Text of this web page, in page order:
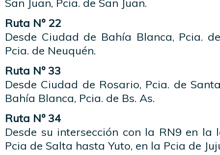
San Juan, Pcia. de San Juan.
Ruta Nº 22
Desde Ciudad de Bahía Blanca, Pcia.
Pcia. de Neuquén.
Ruta Nº 33
Desde Ciudad de Rosario, Pcia. de
Bahía Blanca, Pcia. de Bs. As.
Ruta Nº 34
Desde su intersección con la RN9 en la
Pcia de Salta hasta Yuto, en la Pcia de